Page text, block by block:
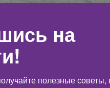
на
полезные советы,